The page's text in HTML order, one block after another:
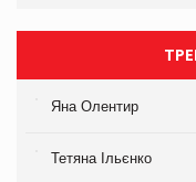
Яна Олентир
Тетяна Ільєнко